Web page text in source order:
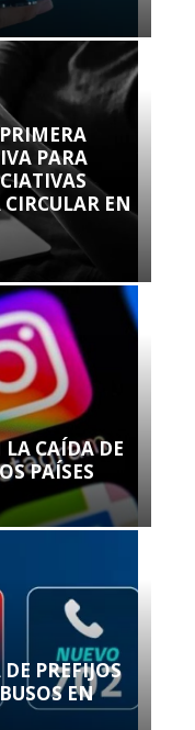
PARA
EN
CAÍDA DE
PAÍSES
PREFIJOS
EN